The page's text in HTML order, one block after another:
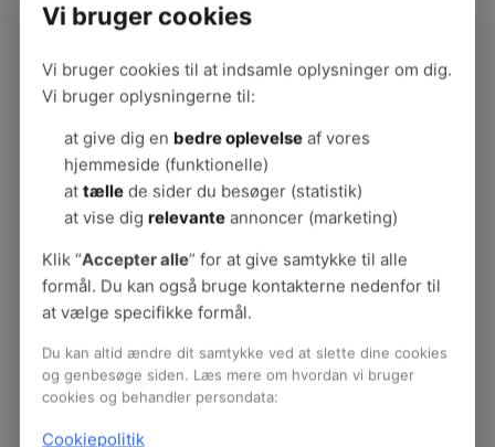
værdsættende samtale (Appreciative Inquiry), hvor
frem for det, som ikke fungerer.
Dialogen giver mulighed for at finde årsager til
problemerne, og dermed bedre mulighed for at
finde de gode løsninger.
Dialog og interviews er især velegnet til at
udforske komplekse eller følsomme emner, for
eksempel i det psykiske arbejdsmiljø.
Vær opmærksom på
Skab et trygt rum for dialogen. I kan for
eksempel i grupper tale om overordnede
Vi bruger cookies
Vi bruger cookies til at indsamle oplysninger om dig.
Vi bruger oplysningerne til:
at give dig en bedre oplevelseaf vores
hjemmeside (funktionelle)
at tællede sider du besøger (statistik)
at vise dig relevanteannoncer (marketing)
Klik “Accepter alle” for at give samtykke til alle
formål. Du kan også bruge kontakterne nedenfor til
at vælge specifikke formål.
Du kan altid ændre dit samtykke ved at slette dine cookies
og genbesøge siden. Læs mere om hvordan vi bruger
cookies og behandler persondata:
Cookiepolitik